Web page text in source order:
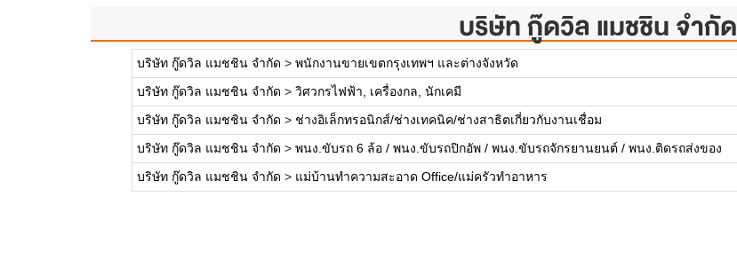
บริษัท กู๊ดวิล แมชชิน จำกัด
บริษัท กู๊ดวิล แมชชิน จำกัด > พนักงานขายเขตกรุงเทพฯ และต่างจังหวัด
บริษัท กู๊ดวิล แมชชิน จำกัด > วิศวกรไฟฟ้า, เครื่องกล, นักเคมี
บริษัท กู๊ดวิล แมชชิน จำกัด > ช่างอิเล็กทรอนิกส์/ช่างเทคนิค/ช่างสาธิตเกี่ยวกับงานเชื่อม
บริษัท กู๊ดวิล แมชชิน จำกัด > พนง.ขับรถ 6 ล้อ / พนง.ขับรถปิกอัพ / พนง.ขับรถจักรยานยนต์ / พนง.ติดรถส่งของ
บริษัท กู๊ดวิล แมชชิน จำกัด > แม่บ้านทำความสะอาด Office/แม่ครัวทำอาหาร